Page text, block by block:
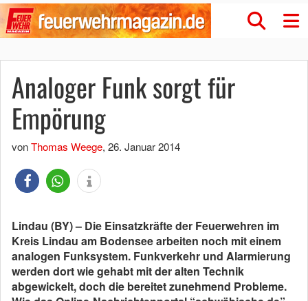
Analoger Funk sorgt für
Empörung
vonThomas Weege, 26. Januar 2014
Lindau (BY) – Die Einsatzkräfte der Feuerwehren im
Kreis Lindau am Bodensee arbeiten noch mit einem
analogen Funksystem. Funkverkehr und Alarmierung
werden dort wie gehabt mit der alten Technik
abgewickelt, doch die bereitet zunehmend Probleme.